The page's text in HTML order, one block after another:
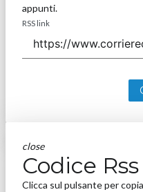
appunti.
RSS link
close
Codice Rss
Clicca sul pulsante per